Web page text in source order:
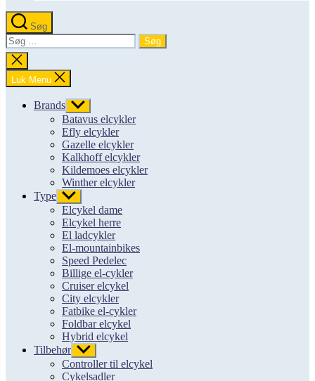
Søg
Søg
efter:
Luk
søgning
Luk Menu
Brands Vis
undermenu
Batavus elcykler
Efly elcykler
Gazelle elcykler
Kalkhoff elcykler
Kildemoes elcykler
Winther elcykler
Type Vis
undermenu
Elcykel dame
Elcykel herre
El ladcykler
El-mountainbikes
Speed Pedelec
Billige el-cykler
Cruiser elcykel
City elcykler
Fatbike el-cykler
Foldbar elcykel
Hybrid elcykel
Tilbehør Vis
undermenu
Controller til elcykel
Cykelsadler